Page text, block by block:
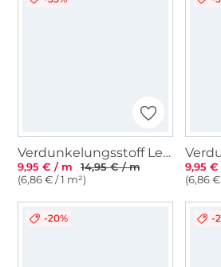
Verdunkelungsstoff Leinen Look, grau
9,95 € / m
14,95 € / m
(6,86 € / 1 m²)
9,95
(6,86 €
-20% -